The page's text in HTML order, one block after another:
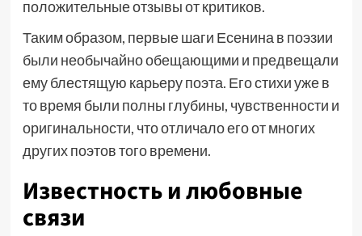
положительные отзывы от критиков.
Таким образом, первые шаги Есенина в поэзии
были необычайно обещающими и предвещали
ему блестящую карьеру поэта. Его стихи уже в
то время были полны глубины, чувственности и
оригинальности, что отличало его от многих
других поэтов того времени.
Известность и любовные
связи